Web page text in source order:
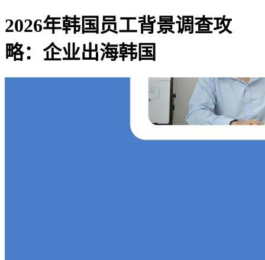
2026年韩国员工背景调查攻
略：企业出海韩国